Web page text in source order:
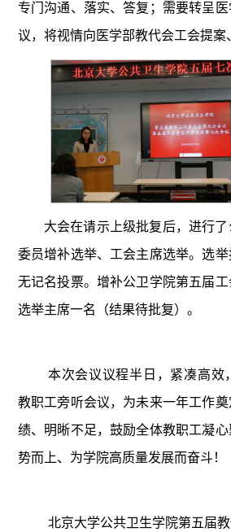
专门沟通、落实、答复；需要转呈
议，将视情向医学部教代会工会提案
大会在请示上级批复后，进行
委员增补选举、工会主席选举。选
无记名投票。增补公卫学院第五届工
选举主席一名（结果待批复）。
本次会议议程半日，紧凑高效
教职工旁听会议，为未来一年工作
绩、明晰不足，鼓励全体教职工凝
势而上、为学院高质量发展而奋斗！
北京大学公共卫生学院第五届